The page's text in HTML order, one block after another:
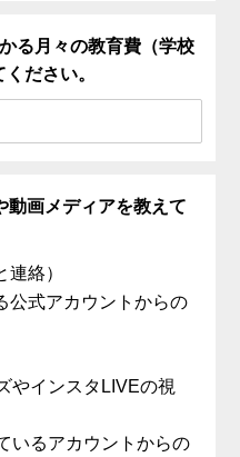
る月々の教育費（学校
ださい。
動画メディアを教えて
絡）
公式アカウントからの
やインスタLIVEの視
いるアカウントからの